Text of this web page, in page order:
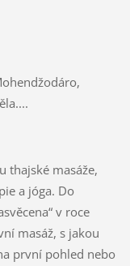
thajské masáže,
a jóga. Do
v roce
masáž, s jakou
první pohled nebo